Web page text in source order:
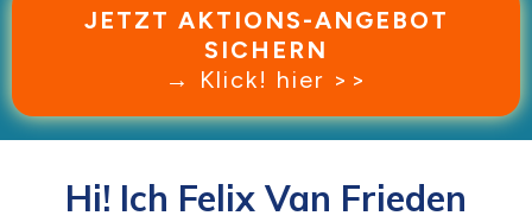
JETZT AKTIONS-ANGEBOT
SICHERN
→ Klick! hier >>
Hi! Ich Felix Van Frieden